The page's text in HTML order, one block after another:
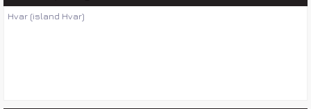
Hvar (island Hvar)